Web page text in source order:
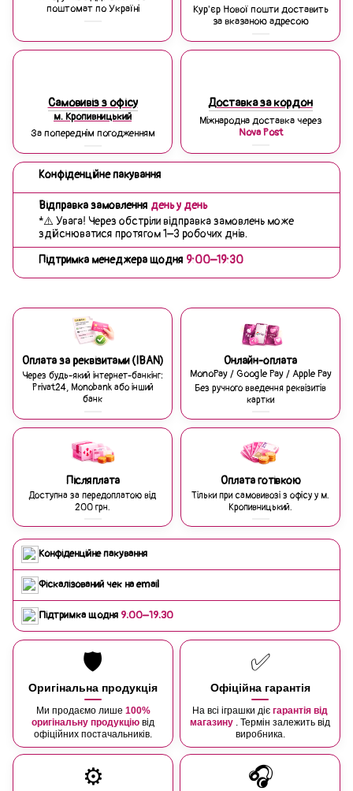
поштомат по Україні
Кур'єр Нової пошти доставить
за вказаною адресою
Самовивіз з офісу
м. Кропивницький
За попереднім погодженням
Доставка за кордон
Міжнародна доставка через
Nova Post
Конфіденційне пакування
Відправка замовлення день у день
*⚠️ Увага! Через обстріли відправка замовлень може
здійснюватися протягом 1–3 робочих днів.
Підтримка менеджера щодня 9:00–19:30
Оплата за реквізитами (IBAN)
Через будь-який інтернет-банкінг:
Privat24, Monobank або інший
банк
Онлайн-оплата
MonoPay / Google Pay / Apple Pay
Без ручного введення реквізитів
картки
Післяплата
Доступна за передоплатою від
200 грн.
Оплата готівкою
Тільки при самовивозі з офісу у м.
Кропивницький.
Конфіденційне пакування
Фіскалізований чек на email
Підтримка щодня 9:00–19:30
🛡️
Оригінальна продукція
Ми продаємо лише 100%
оригінальну продукцію від
офіційних постачальників.
✅
Офіційна гарантія
На всі іграшки діє гарантія від
магазину . Термін залежить від
виробника.
⚙️ 🎧